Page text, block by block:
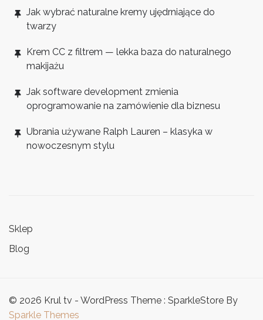
Jak wybrać naturalne kremy ujędrniające do
twarzy
Krem CC z filtrem — lekka baza do naturalnego
makijażu
Jak software development zmienia
oprogramowanie na zamówienie dla biznesu
Ubrania używane Ralph Lauren – klasyka w
nowoczesnym stylu
Sklep
Blog
© 2026 Krul tv - WordPress Theme : SparkleStore By
Sparkle Themes